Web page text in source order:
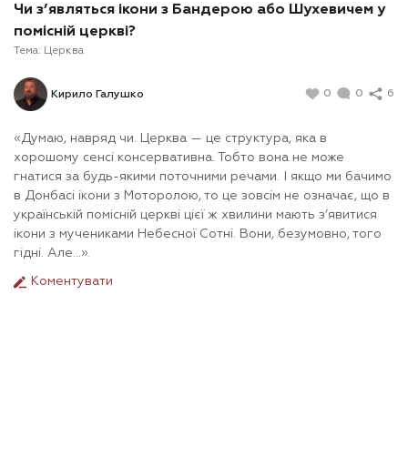
Чи з’являться ікони з Бандерою або Шухевичем у
помісній церкві?
Тема: Церква
Кирило Галушко 0 0 6
«Думаю, навряд чи. Церква — це структура, яка в
хорошому сенсі консервативна. Тобто вона не може
гнатися за будь-якими поточними речами. І якщо ми бачимо
в Донбасі ікони з Моторолою, то це зовсім не означає, що в
українській помісній церкві цієї ж хвилини мають з’явитися
ікони з мучениками Небесної Сотні. Вони, безумовно, того
гідні. Але…».
Коментувати